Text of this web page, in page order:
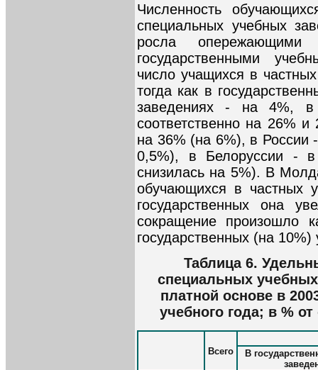
Численность
специальных учебных
росла
государственными
число учащихся в
тогда как в
заведениях - на 4%, в
соответственно на 26%
на 36% (на 6%), в России
0,5%), в Белоруссии -
снизилась на 5%). В
обучающихся в частных
государственных она
сокращение произошло
государственных (на
Таблица 6.
специальных
платной основе в
учебного года; в %
Всего
В